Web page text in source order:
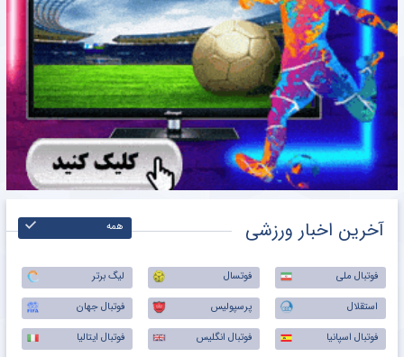
آخرین اخبار ورزشی همه
فوتبال ملی فوتسال
لیگ برتر
استقلال
پرسپولیس
فوتبال جهان
فوتبال اسپانیا
فوتبال انگلیس
فوتبال ایتالیا